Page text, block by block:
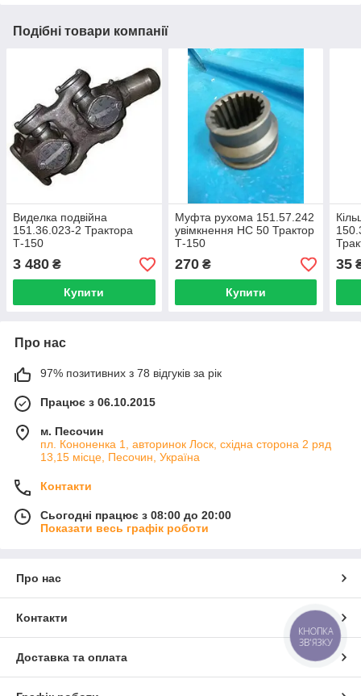
Подібні товари компанії
Виделка подвійна
151.36.023-2 Трактора
Т-150
3 480 ₴
Купити
Муфта рухома 151.57.242
увімкнення НС 50 Трактор
Т-150
270₴
Купити
35
Про нас
97% позитивних з 78 відгуків за рік
Працює з 06.10.2015
м. Песочин
пл. Кононенка 1, авторинок Лоск, східна сторона 2 ряд
13,15 місце, Песочин, Україна
Контакти
Сьогодні працює з 08:00 до 20:00
Показати весь графік роботи
Про нас
Контакти
Доставка та оплата
КНОПКА
ЗВ'ЯЗКУ